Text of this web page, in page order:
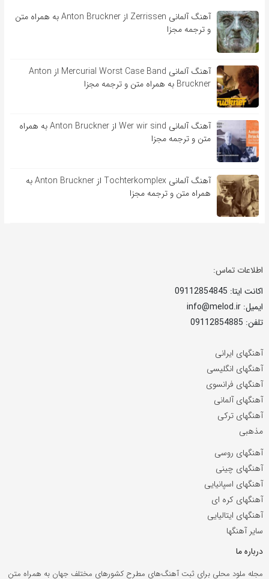
آهنگ آلمانی Zerrissen از Anton Bruckner به همراه متن
و ترجمه مجزا
آهنگ آلمانی Mercurial Worst Case Band از Anton
Bruckner به همراه متن و ترجمه مجزا
آهنگ آلمانی Wer wir sind از Anton Bruckner به همراه
متن و ترجمه مجزا
آهنگ آلمانی Tochterkomplex از Anton Bruckner به
همراه متن و ترجمه مجزا
اطلاعات تماس:
اکانت ایتا: 09112854845
ایمیل: info@melod.ir
تلفن: 09112854885
آهنگهای ایرانی
آهنگهای انگلیسی
آهنگهای فرانسوی
آهنگهای آلمانی
آهنگهای ترکی
مذهبی
آهنگهای روسی
آهنگهای چینی
آهنگهای اسپانیایی
آهنگهای کره ای
آهنگهای ایتالیایی
سایر آهنگها
درباره ما
مجله ملود محلی برای ثبت آهنگ‌های مطرح کشورهای مختلف جهان به همراه متن